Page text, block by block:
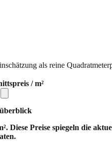
als reine
/ m²
Preise spiegeln die